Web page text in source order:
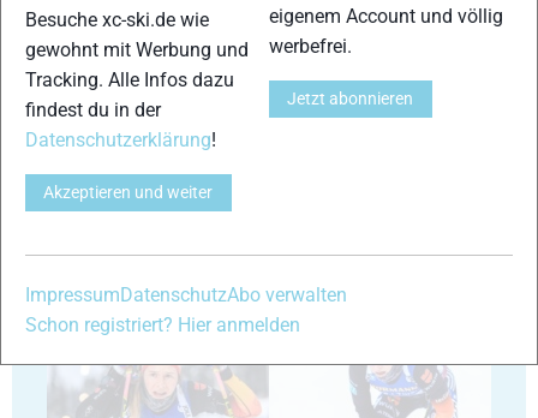
17 18
Besuche xc-ski.de wie
gewohnt mit Werbung und
Tracking. Alle Infos dazu
findest du in der
Datenschutzerklärung!
Akzeptieren und weiter
eigenem Account und völlig
werbefrei.
Jetzt abonnieren
ImpressumDatenschutzAbo verwalten
Schon registriert? Hier anmelden